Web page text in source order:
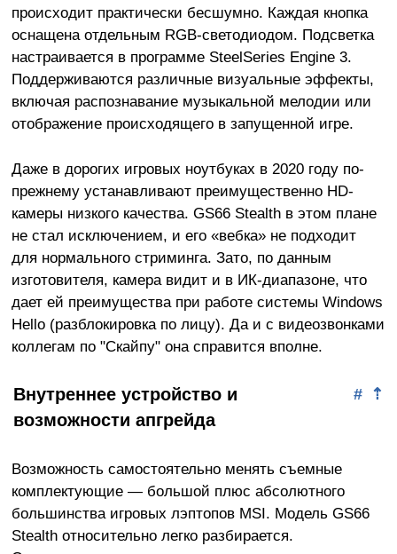
происходит практически бесшумно. Каждая кнопка
оснащена отдельным RGB-светодиодом. Подсветка
настраивается в программе SteelSeries Engine 3.
Поддерживаются различные визуальные эффекты,
включая распознавание музыкальной мелодии или
отображение происходящего в запущенной игре.
Даже в дорогих игровых ноутбуках в 2020 году по-
прежнему устанавливают преимущественно HD-
камеры низкого качества. GS66 Stealth в этом плане
не стал исключением, и его «вебка» не подходит
для нормального стриминга. Зато, по данным
изготовителя, камера видит и в ИК-диапазоне, что
дает ей преимущества при работе системы Windows
Hello (разблокировка по лицу). Да и с видеозвонками
коллегам по "Скайпу" она справится вполне.
⇡
#
Внутреннее устройство и
возможности апгрейда
Возможность самостоятельно менять съемные
комплектующие — большой плюс абсолютного
большинства игровых лэптопов MSI. Модель GS66
Stealth относительно легко разбирается.